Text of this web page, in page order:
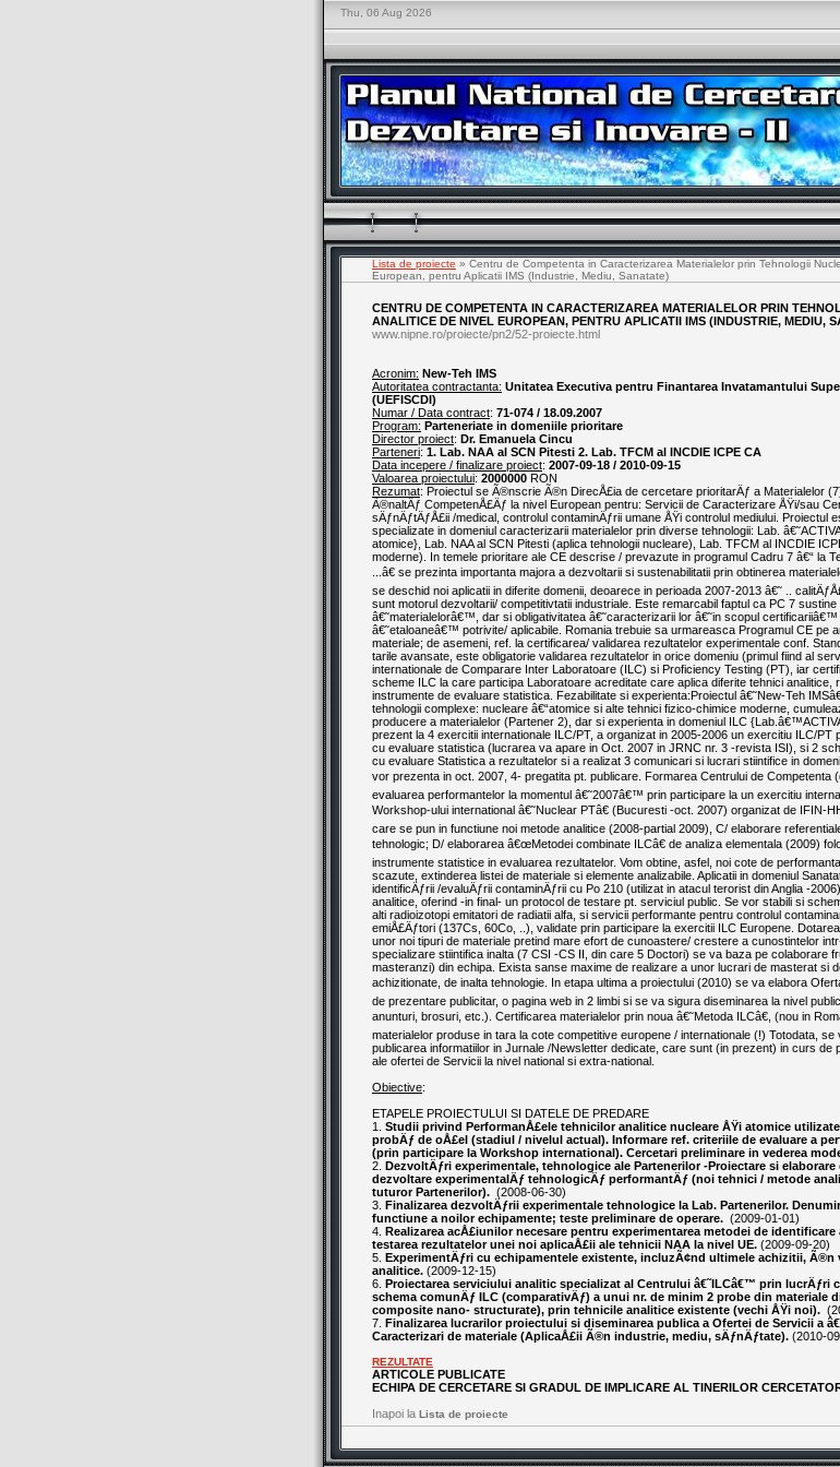
Thu, 06 Aug 2026
Lista de proiecte » Centru de Competenta in Caracterizarea Materialelor prin Tehnologii
European, pentru Aplicatii IMS (Industrie, Mediu, Sanatate)
CENTRU DE COMPETENTA IN CARACTERIZAREA MATERIALELOR PRIN
ANALITICE DE NIVEL EUROPEAN, PENTRU APLICATII IMS (INDUSTRIE, MEDIU,
www.nipne.ro/proiecte/pn2/52-proiecte.html
Acronim: New-Teh IMS
Autoritatea contractanta: Unitatea Executiva pentru Finantarea Invatamantului
(UEFISCDI)
Numar / Data contract: 71-074 / 18.09.2007
Program: Parteneriate in domeniile prioritare
Director proiect: Dr. Emanuela Cincu
Parteneri: 1. Lab. NAA al SCN Pitesti 2. Lab. TFCM al INCDIE ICPE CA
Data incepere / finalizare proiect: 2007-09-18 / 2010-09-15
Valoarea proiectului: 2000000 RON
Rezumat: Proiectul se Ã®nscrie Ã®n DirecÅ£ia de cercetare prioritarÄƒ a Materialelor
Ã®naltÄƒ CompetenÅ£Äƒ la nivel European pentru: Servicii de Caracterizare ÅŸi/sau
sÄƒnÄƒtÄƒÅ£ii /medical, controlul contaminÄƒrii umane ÅŸi controlul mediului. Proiectul
specializate in domeniul caracterizarii materialelor prin diverse tehnologii: Lab.
atomice}, Lab. NAA al SCN Pitesti (aplica tehnologii nucleare), Lab. TFCM al INCDIE
moderne). In temele prioritare ale CE descrise / prevazute in programul Cadru 7 â€“ la
...â€ se prezinta importanta majora a dezvoltarii si sustenabilitatii prin obtinerea
se deschid noi aplicatii in diferite domenii, deoarece in perioada 2007-2013 â€˜ ..
sunt motorul dezvoltarii/ competitivtatii industriale. Este remarcabil faptul ca PC 7
â€˜materialelorâ€™, dar si obligativitatea â€˜caracterizarii lor â€˜in scopul
â€˜etaloaneâ€™ potrivite/ aplicabile. Romania trebuie sa urmareasca Programul CE pe
materiale; de asemeni, ref. la certificarea/ validarea rezultatelor experimentale conf.
tarile avansate, este obligatorie validarea rezultatelor in orice domeniu (primul fiind al
internationale de Comparare Inter Laboratoare (ILC) si Proficiency Testing (PT), iar
scheme ILC la care participa Laboratoare acreditate care aplica diferite tehnici analitice,
instrumente de evaluare statistica. Fezabilitate si experienta:Proiectul â€˜New-Teh
tehnologii complexe: nucleare â€“atomice si alte tehnici fizico-chimice moderne,
producere a materialelor (Partener 2), dar si experienta in domeniul ILC
prezent la 4 exercitii internationale ILC/PT, a organizat in 2005-2006 un exercitiu ILC/PT
cu evaluare statistica (lucrarea va apare in Oct. 2007 in JRNC nr. 3 -revista ISI), si 2
cu evaluare Statistica a rezultatelor si a realizat 3 comunicari si lucrari stiintifice in
vor prezenta in oct. 2007, 4- pregatita pt. publicare. Formarea Centrului de Competenta
evaluarea performantelor la momentul â€˜2007â€™ prin participare la un exercitiu
Workshop-ului international â€˜Nuclear PTâ€ (Bucuresti -oct. 2007) organizat de IFIN-
care se pun in functiune noi metode analitice (2008-partial 2009), C/ elaborare
tehnologic; D/ elaborarea â€œMetodei combinate ILCâ€ de analiza elementala (2009)
instrumente statistice in evaluarea rezultatelor. Vom obtine, asfel, noi cote de
scazute, extinderea listei de materiale si elemente analizabile. Aplicatii in domeniul
identificÄƒrii /evaluÄƒrii contaminÄƒrii cu Po 210 (utilizat in atacul terorist din Anglia -
analitice, oferind -in final- un protocol de testare pt. serviciul public. Se vor stabili si
alti radioizotopi emitatori de radiatii alfa, si servicii performante pentru controlul
emiÅ£Äƒtori (137Cs, 60Co, ..), validate prin participare la exercitii ILC Europene.
unor noi tipuri de materiale pretind mare efort de cunoastere/ crestere a cunostintelor
specializare stiintifica inalta (7 CSI -CS II, din care 5 Doctori) se va baza pe colaborare
masteranzi) din echipa. Exista sanse maxime de realizare a unor lucrari de masterat si
achizitionate, de inalta tehnologie. In etapa ultima a proiectului (2010) se va elabora
de prezentare publicitar, o pagina web in 2 limbi si se va sigura diseminarea la nivel
anunturi, brosuri, etc.). Certificarea materialelor prin noua â€˜Metoda ILCâ€, (nou in
materialelor produse in tara la cote competitive europene / internationale (!) Totodata,
publicarea informatiilor in Jurnale /Newsletter dedicate, care sunt (in prezent) in curs de
ale ofertei de Servicii la nivel national si extra-national.
Obiective:
ETAPELE PROIECTULUI SI DATELE DE PREDARE
1. Studii privind PerformanÅ£ele tehnicilor analitice nucleare ÅŸi atomice
probÄƒ de oÅ£el (stadiul / nivelul actual). Informare ref. criteriile de evaluare a
(prin participare la Workshop international). Cercetari preliminare in vederea
2. DezvoltÄƒri experimentale, tehnologice ale Partenerilor -Proiectare si
dezvoltare experimentalÄƒ tehnologicÄƒ performantÄƒ (noi tehnici / metode
tuturor Partenerilor). (2008-06-30)
3. Finalizarea dezvoltÄƒrii experimentale tehnologice la Lab. Partenerilor.
functiune a noilor echipamente; teste preliminare de operare. (2009-01-01)
4. Realizarea acÅ£iunilor necesare pentru experimentarea metodei de
testarea rezultatelor unei noi aplicaÅ£ii ale tehnicii NAA la nivel UE. (2009-09-20)
5. ExperimentÄƒri cu echipamentele existente, incluzÃ¢nd ultimele achizitii, Ã®n
analitice. (2009-12-15)
6. Proiectarea serviciului analitic specializat al Centrului â€˜ILCâ€™ prin lucrÄƒri
schema comunÄƒ ILC (comparativÄƒ) a unui nr. de minim 2 probe din materiale
composite nano- structurate), prin tehnicile analitice existente (vechi ÅŸi noi).
7. Finalizarea lucrarilor proiectului si diseminarea publica a Ofertei de Servicii a
Caracterizari de materiale (AplicaÅ£ii Ã®n industrie, mediu, sÄƒnÄƒtate). (2010-
REZULTATE
ARTICOLE PUBLICATE
ECHIPA DE CERCETARE SI GRADUL DE IMPLICARE AL TINERILOR
Inapoi la Lista de proiecte